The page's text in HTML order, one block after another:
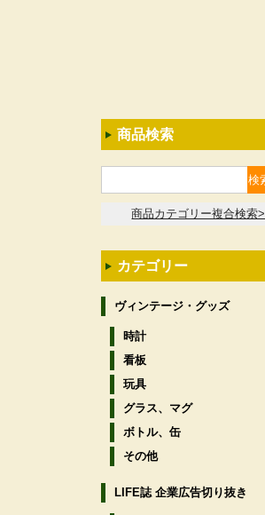
商品検索
商品カテゴリー複合検索>
カテゴリー
ヴィンテージ・グッズ
時計
看板
玩具
グラス、マグ
ボトル、缶
その他
LIFE誌 企業広告切り抜き